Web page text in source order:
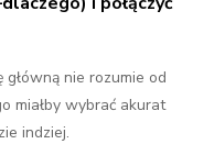
nie rozumie od
miałby wybrać akurat
indziej.